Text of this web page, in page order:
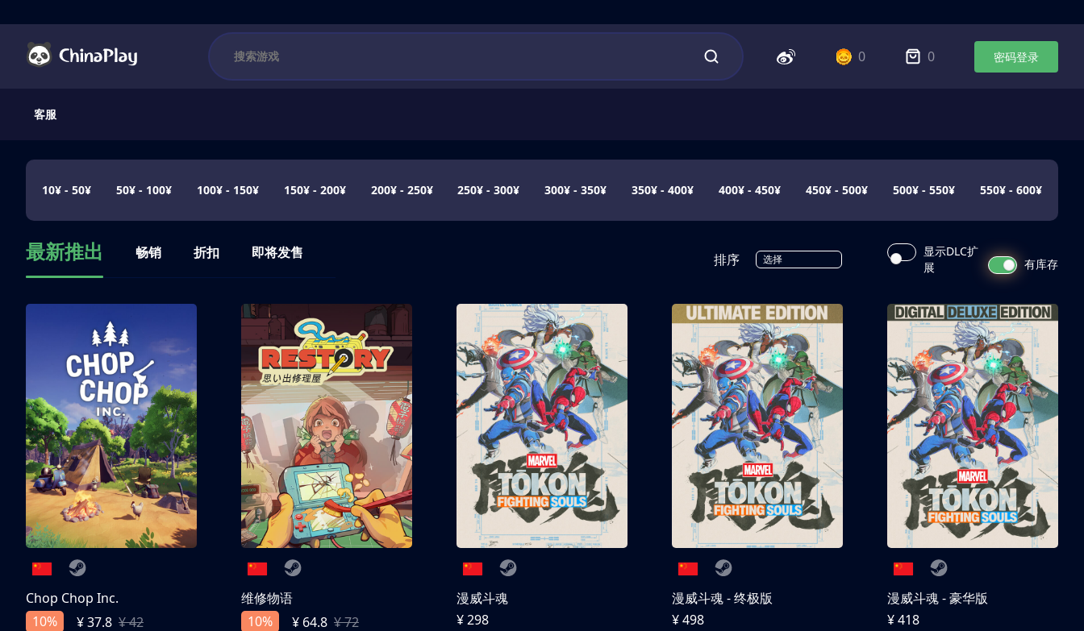
0 0 密码登录
客服
10¥ - 50¥ 50¥ - 100¥ 100¥ - 150¥ 150¥ - 200¥ 200¥ - 250¥ 250¥ - 300¥ 300¥ - 350¥ 350¥ - 400¥ 400¥ - 450¥ 450¥ - 500¥ 500¥ - 550¥ 550¥ - 600¥
最新推出 畅销 折扣 即将发售 排序 选择
显示DLC扩
展
有库存
Chop Chop Inc.
10%
¥ 37.8 ¥ 42
维修物语
10%
¥ 64.8 ¥ 72
漫威斗魂
¥ 298
漫威斗魂 - 终极版
¥ 498
漫威斗魂 - 豪华版
¥ 418